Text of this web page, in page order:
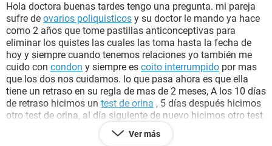
BIENESTAR
SEXUALIDAD
GLOSARIO
Hola doctora buenas tardes tengo una pregunta. mi pareja
sufre de ovarios poliquisticos y su doctor le mando ya hace
como 2 años que tome pastillas anticonceptivas para
eliminar los quistes las cuales las toma hasta la fecha de
hoy y siempre cuando tenemos relaciones yo también me
cuido con condon y siempre es coito interrumpido por mas
que los dos nos cuidamos. lo que pasa ahora es que ella
tiene un retraso en su regla de mas de 2 meses, A los 10 días
de retraso hicimos un test de orina , 5 días después hicimos
otro test de orina, al día siguiente de nuevo hicimos otro test
mas a la siguiente semana hicimos una prueba de
transvaginal y los 5 exámenes en total que
Ver más